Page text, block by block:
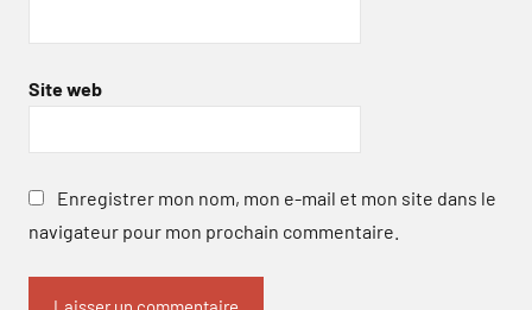
Site web
Enregistrer mon nom, mon e-mail et mon site dans le
navigateur pour mon prochain commentaire.